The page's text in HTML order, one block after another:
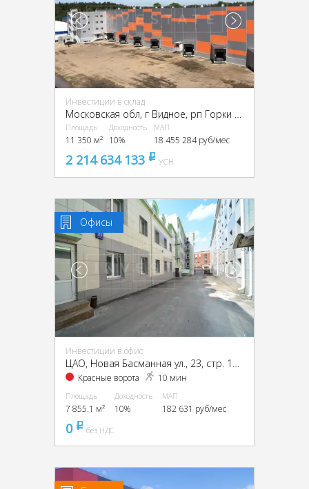
Инвестиции в склад
Московская обл, г Видное, рп Горки Ленинские, Промзона Технопарк улица Восточная, Московская обл., промзона Технопарк, Восточная ул.
Площадь
11 350 м²
Доходность
10%
МАП
18 455 284 руб/мес
2 214 634 133 pуб
УСН
Офисы
Инвестиции в офис
Красные ворота 10 мин
Площадь
7 855.1 м²
Доходность
10%
МАП
182 631 руб/мес
0 pуббез НДС